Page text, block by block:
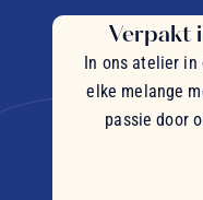
Verpakt
In ons atelier
elke melange
passie door